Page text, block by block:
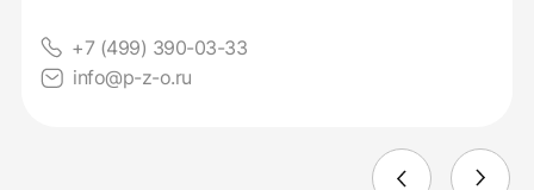
+7 (499) 390-03-33
info@p-z-o.ru